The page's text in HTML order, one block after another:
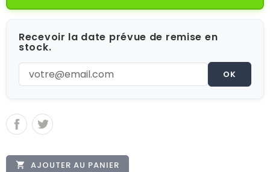
Recevoir la date prévue de remise en
stock.
OK
 AJOUTER AU PANIER